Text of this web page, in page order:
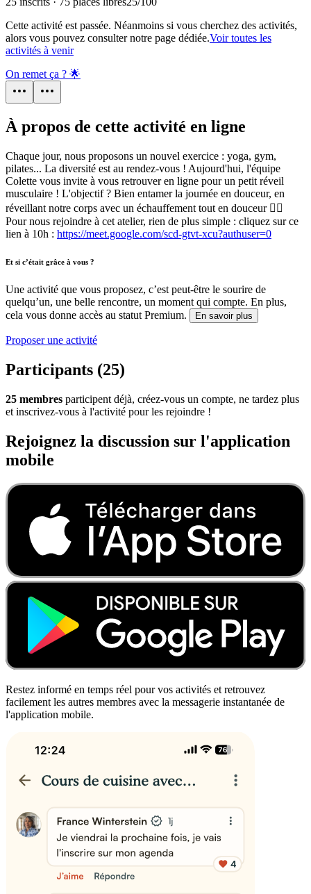
Cette activité est passée. Néanmoins si vous cherchez des activités,
alors vous pouvez consulter notre page dédiée.Voir toutes les
activités à venir
On remet ça ? 🌟
À propos de cette activité en ligne
Chaque jour, nous proposons un nouvel exercice : yoga, gym,
pilates... La diversité est au rendez-vous ! Aujourd'hui, l'équipe
Colette vous invite à vous retrouver en ligne pour un petit réveil
musculaire ! L'objectif ? Bien entamer la journée en douceur, en
réveillant notre corps avec un échauffement tout en douceur 🧘‍♀️
Pour nous rejoindre à cet atelier, rien de plus simple : cliquez sur ce
lien à 10h : https://meet.google.com/scd-gtvt-xcu?authuser=0
Et si c’était grâce à vous ?
Une activité que vous proposez, c’est peut-être le sourire de
quelqu’un, une belle rencontre, un moment qui compte. En plus,
cela vous donne accès au statut Premium.
En savoir plus
Proposer une activité
Participants (25)
25 membres participent déjà, créez-vous un compte, ne tardez plus
et inscrivez-vous à l'activité pour les rejoindre !
Rejoignez la discussion sur l'application
mobile
Restez informé en temps réel pour vos activités et retrouvez
facilement les autres membres avec la messagerie instantanée de
l'application mobile.